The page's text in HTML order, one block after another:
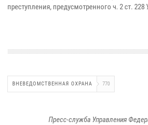
преступления, предусмотренного ч. 2 ст. 228
ВНЕВЕДОМСТВЕННАЯ ОХРАНА 770
Пресс-служба Управления